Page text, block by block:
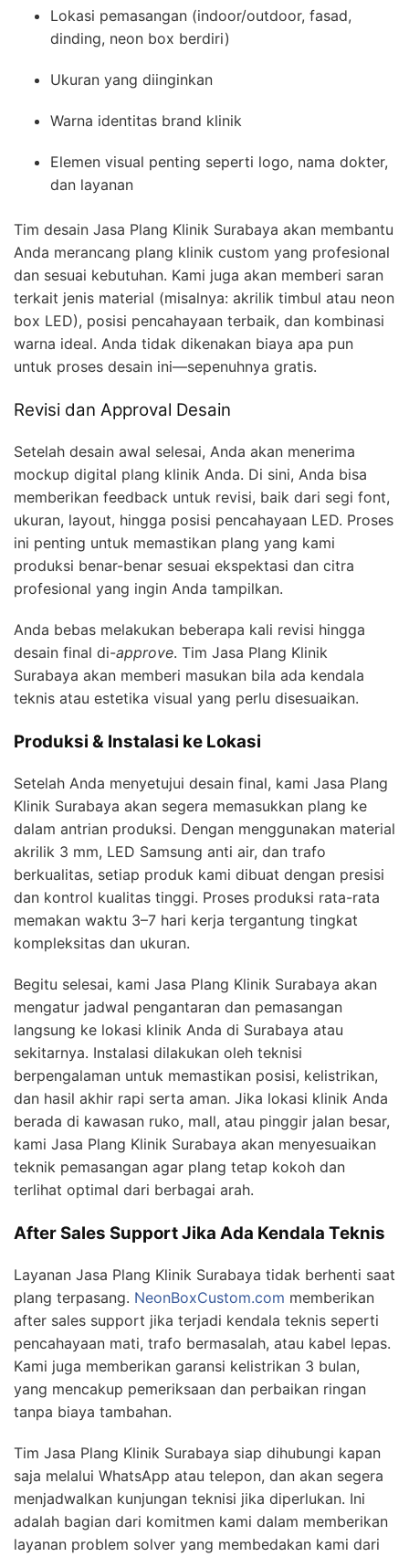
Lokasi pemasangan (indoor/outdoor, fasad,
dinding, neon box berdiri)
Ukuran yang diinginkan
Warna identitas brand klinik
Elemen visual penting seperti logo, nama dokter,
dan layanan
Tim desain Jasa Plang Klinik Surabaya akan membantu
Anda merancang plang klinik custom yang profesional
dan sesuai kebutuhan. Kami juga akan memberi saran
terkait jenis material (misalnya: akrilik timbul atau neon
box LED), posisi pencahayaan terbaik, dan kombinasi
warna ideal. Anda tidak dikenakan biaya apa pun
untuk proses desain ini—sepenuhnya gratis.
Revisi dan Approval Desain
Setelah desain awal selesai, Anda akan menerima
mockup digital plang klinik Anda. Di sini, Anda bisa
memberikan feedback untuk revisi, baik dari segi font,
ukuran, layout, hingga posisi pencahayaan LED. Proses
ini penting untuk memastikan plang yang kami
produksi benar-benar sesuai ekspektasi dan citra
profesional yang ingin Anda tampilkan.
Anda bebas melakukan beberapa kali revisi hingga
desain final di-approve. Tim Jasa Plang Klinik
Surabaya akan memberi masukan bila ada kendala
teknis atau estetika visual yang perlu disesuaikan.
Produksi & Instalasi ke Lokasi
Setelah Anda menyetujui desain final, kami Jasa Plang
Klinik Surabaya akan segera memasukkan plang ke
dalam antrian produksi. Dengan menggunakan material
akrilik 3 mm, LED Samsung anti air, dan trafo
berkualitas, setiap produk kami dibuat dengan presisi
dan kontrol kualitas tinggi. Proses produksi rata-rata
memakan waktu 3–7 hari kerja tergantung tingkat
kompleksitas dan ukuran.
Begitu selesai, kami Jasa Plang Klinik Surabaya akan
mengatur jadwal pengantaran dan pemasangan
langsung ke lokasi klinik Anda di Surabaya atau
sekitarnya. Instalasi dilakukan oleh teknisi
berpengalaman untuk memastikan posisi, kelistrikan,
dan hasil akhir rapi serta aman. Jika lokasi klinik Anda
berada di kawasan ruko, mall, atau pinggir jalan besar,
kami Jasa Plang Klinik Surabaya akan menyesuaikan
teknik pemasangan agar plang tetap kokoh dan
terlihat optimal dari berbagai arah.
After Sales Support Jika Ada Kendala Teknis
Layanan Jasa Plang Klinik Surabaya tidak berhenti saat
plang terpasang. NeonBoxCustom.com memberikan
after sales support jika terjadi kendala teknis seperti
pencahayaan mati, trafo bermasalah, atau kabel lepas.
Kami juga memberikan garansi kelistrikan 3 bulan,
yang mencakup pemeriksaan dan perbaikan ringan
tanpa biaya tambahan.
Tim Jasa Plang Klinik Surabaya siap dihubungi kapan
saja melalui WhatsApp atau telepon, dan akan segera
menjadwalkan kunjungan teknisi jika diperlukan. Ini
adalah bagian dari komitmen kami dalam memberikan
layanan problem solver yang membedakan kami dari